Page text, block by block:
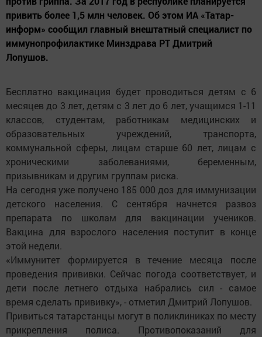
привить более 1,5 млн человек. Об этом ИА «Татар-
информ» сообщил главный внештатный специалист по
иммунопрофилактике Минздрава РТ Дмитрий
Лопушов.
Бесплатно вакцинация будет проводиться детям с 6
месяцев до 3 лет, детям с 3 лет до 6 лет, учащимся 1-11
классов, студентам, работникам медицинских и
образовательных учреждений, транспорта,
коммунальной сферы, лицам старше 60 лет, лицам с
хроническими заболеваниями, беременным,
призывникам и другим группам риска.
На сегодня уже получено 185 000 доз для иммунизации
детского населения. С сентября начнется развоз
препарата по школам для вакцинации учеников.
Вакцина для взрослого населения поступит в конце
этой недели.
«Иммунитет формируется в течение месяца после
проведения прививки. Сейчас погода соответствует, и
дети после летнего отдыха набрались сил - самое
время сделать прививку», - отметил Дмитрий Лопушов.
Привиться татарстанцы могут в поликлиниках по месту
прикрепления полиса. Противопоказаний для